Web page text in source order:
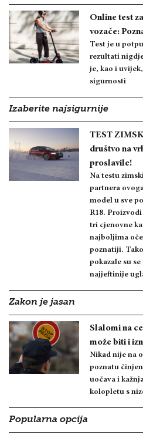
Online test
vozače:
Test je u
rezultati
je, kao i
sigurnosti
Izaberite najsigurnije
TEST
društvo na
proslavile!
Na testu
partnera
model u sve
R18.
tri cjenovne
najboljima
poznatiji.
pokazale su
najjeftinije
Zakon je jasan
Slalomi na
može biti i
Nikad nije na
poznatu
uočava i
kolopletu s
Popularna opcija